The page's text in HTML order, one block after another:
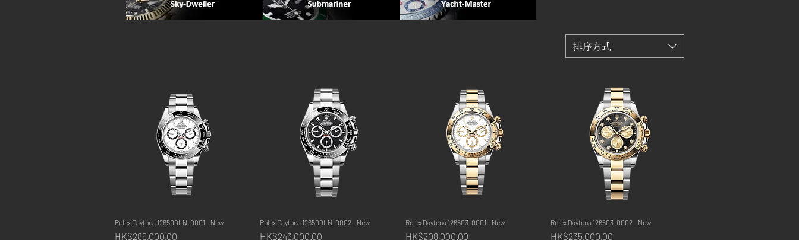
排序方式
快速瀏覽
Rolex Daytona 126500LN-0001 - New
價格
HK$285,000.00
快速瀏覽
Rolex Daytona 126500LN-0002 - New
價格
HK$243,000.00
快速瀏覽
Rolex Daytona 126503-0001 - New
價格
HK$208,000.00
快速瀏覽
Rolex Daytona 126503-0002 - New
價格
HK$235,000.00